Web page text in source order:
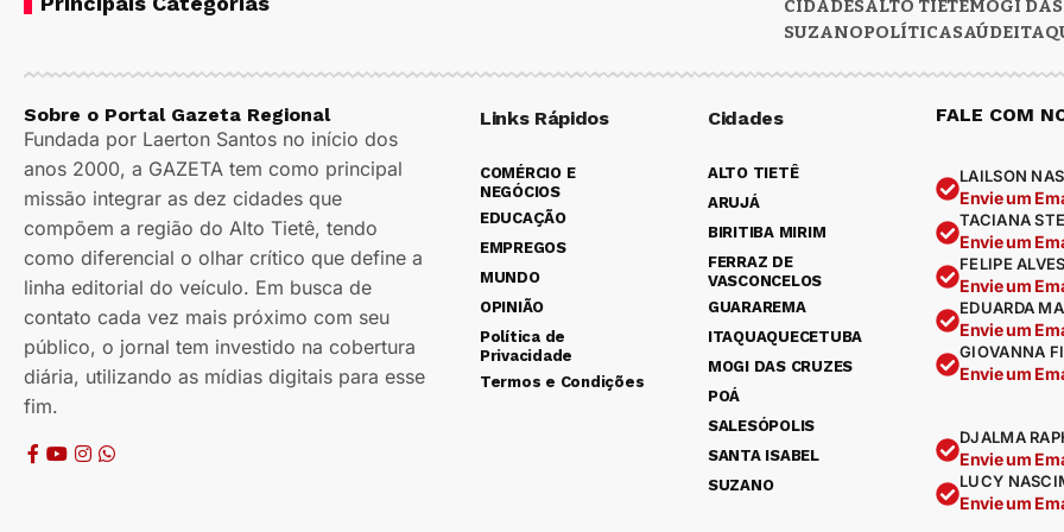
CIDADESALTO TIETÊMOGI DAS
SUZANOPOLÍTICASAÚDE
Sobre o Portal Gazeta Regional
Fundada por Laerton Santos no início dos
anos 2000, a GAZETA tem como principal
missão integrar as dez cidades que
compõem a região do Alto Tietê, tendo
como diferencial o olhar crítico que define a
linha editorial do veículo. Em busca de
contato cada vez mais próximo com seu
público, o jornal tem investido na cobertura
diária, utilizando as mídias digitais para esse
fim.
Links Rápidos
COMÉRCIO E
NEGÓCIOS
EDUCAÇÃO
EMPREGOS
MUNDO
OPINIÃO
Política de
Privacidade
Termos e Condições
Cidades
ALTO TIETÊ
ARUJÁ
BIRITIBA MIRIM
FERRAZ DE
VASCONCELOS
GUARAREMA
ITAQUAQUECETUBA
MOGI DAS CRUZES
POÁ
SALESÓPOLIS
SANTA ISABEL
SUZANO
FALE COM
LAILSON
Envie um
TACIANA
Envie um
FELIPE
Envie um
EDUARDA
Envie um
GIOVANNA
Envie um
DJALMA
Envie um
LUCY
Envie um